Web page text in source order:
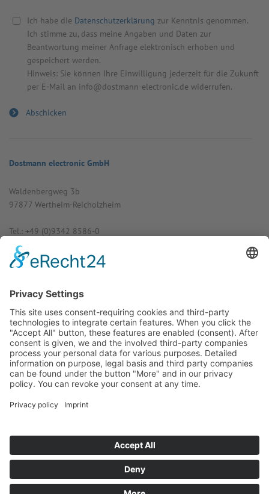
Ich habe die Datenschutzerklärung zur Kenntnis genommen.
Ich stimme zu, dass meine Angaben und Daten zur
Beantwortung meiner Anfrage elektronisch erhoben und
gespeichert werden.
Hinweis: Sie können Ihre Einwilligung jederzeit für die Zukunft
per E-Mail an info@dostmann-electronic.de widerrufen.
Dostmann electronic GmbH
Wal­den­berg­weg 3b
97877 Wert­heim-Reicholz­heim
Tel.: +49 (0)9342 8586-0
E-Mail: info@dost­mann-elec­tro­nic.de
www.dostmann-electronic.de
Haben Sie Fra­gen an uns?
Dann neh­men Sie doch ein­fach Kon­
takt mit uns auf – Wir bera­ten Sie
gerne ganz indi­vi­du­ell!